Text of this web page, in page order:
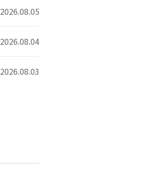
2026.08.05
2026.08.04
2026.08.03